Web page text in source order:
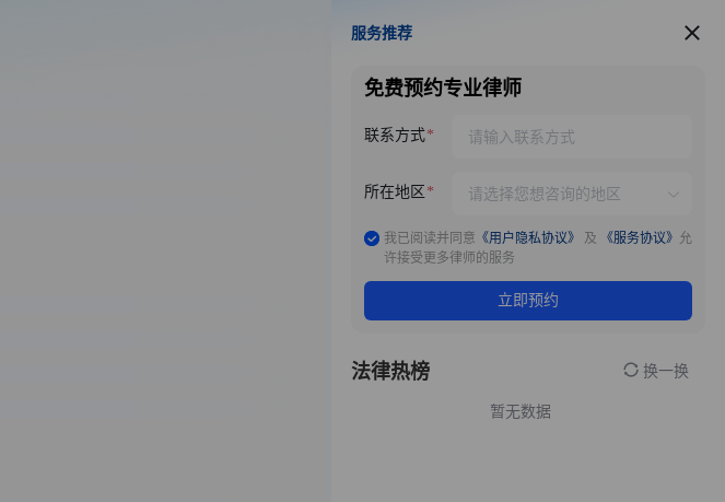
服务推荐
服务推荐
免费预约专业律师
联系方式
所在地区
我已阅读并同意 《用户隐私协议》 及 《服务协议》 允
许接受更多律师的服务
立即预约
法律热榜 换一换
暂无数据